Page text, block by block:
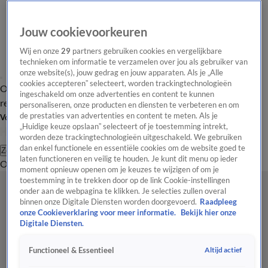
Overzicht Laatste nieuws Regionieuws Het beste van Hart
Tip de
redactie
Volg Hart van Nederland
Zoeken
OverzichtRegioUitzendingenWeerTip de redactiePanelVideo's
Jouw cookievoorkeuren
Wij en onze29 partners gebruiken cookies en vergelijkbare
technieken om informatie te verzamelen over jou als gebruiker van
onze website(s), jouw gedrag en jouw apparaten. Als je „Alle
cookies accepteren” selecteert, worden trackingtechnologieën
ingeschakeld om onze advertenties en content te kunnen
personaliseren, onze producten en diensten te verbeteren en om
de prestaties van advertenties en content te meten. Als je
„Huidige keuze opslaan” selecteert of je toestemming intrekt,
worden deze trackingtechnologieën uitgeschakeld. We gebruiken
dan enkel functionele en essentiële cookies om de website goed te
laten functioneren en veilig te houden. Je kunt dit menu op ieder
moment opnieuw openen om je keuzes te wijzigen of om je
toestemming in te trekken door op de link Cookie-instellingen
onder aan de webpagina te klikken. Je selecties zullen overal
binnen onze Digitale Diensten worden doorgevoerd. Raadpleeg
onze Cookieverklaring voor meer informatie.
Bekijk hier onze
Digitale Diensten.
Functioneel & Essentieel Altijd actief